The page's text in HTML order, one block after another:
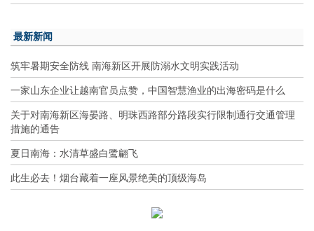
最新新闻
筑牢暑期安全防线 南海新区开展防溺水文明实践活动
一家山东企业让越南官员点赞，中国智慧渔业的出海密码是什么
关于对南海新区海晏路、明珠西路部分路段实行限制通行交通管理
措施的通告
夏日南海：水清草盛白鹭翩飞
此生必去！烟台藏着一座风景绝美的顶级海岛